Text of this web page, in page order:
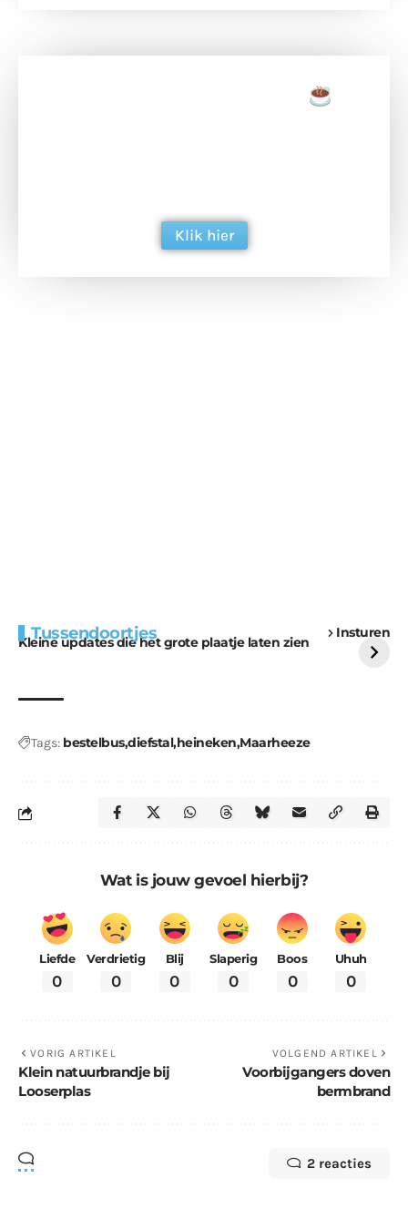
Klik hier
Tussendoortjes Insturen
Kleine updates die het grote plaatje laten zien
voor kabouters
uitdaging
Tags: bestelbusdiefstalheineken Maarheeze
Wat is jouw gevoel hierbij?
Liefde
0
Verdrietig
0
Blij
0
Slaperig
0
Boos
0
Uhuh
0
VORIG ARTIKEL
Klein natuurbrandje bij
Looserplas
VOLGEND ARTIKEL
Voorbijgangers doven
bermbrand
2 reacties